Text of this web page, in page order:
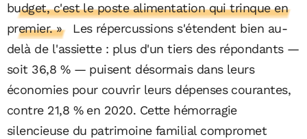
budget, c'est le poste alimentation qui trinque en
premier. »
Les répercussions s'étendent bien au-
delà de l'assiette : plus d'un tiers des répondants —
soit 36,8 % — puisent désormais dans leurs
économies pour couvrir leurs dépenses courantes,
contre 21,8 % en 2020. Cette hémorragie
silencieuse du patrimoine familial compromet